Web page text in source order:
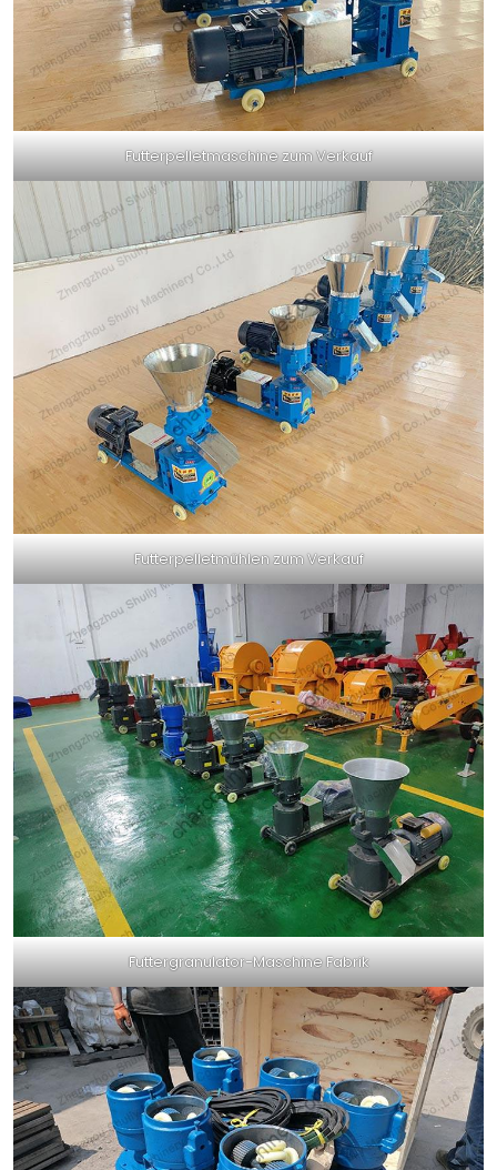
Futterpelletmaschine zum Verkauf
Futterpelletmühlen zum Verkauf
Futtergranulator-Maschine Fabrik